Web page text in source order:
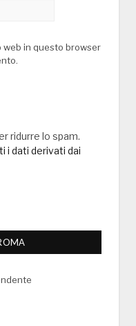
web in questo browser
ridurre lo spam.
i dati derivati dai